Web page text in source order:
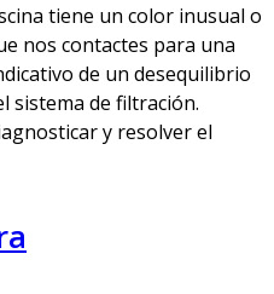
tiene un color inusual o
nos contactes para una
de un desequilibrio
sistema de filtración.
y resolver el